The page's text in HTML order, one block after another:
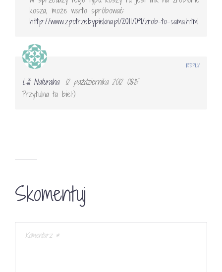
kosza, może warto spróbować:
http://www.zpotrzebypiekna.pl/2011/09/zrob-to-sama.html
Lili Naturalna
12 października 2012 08:15
Przytulna ta biel:)
REPLY
Skomentuj